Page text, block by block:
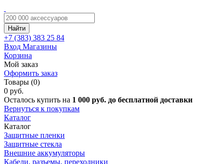
Найти
+7 (383) 383 25 84
Вход Магазины
Корзина
Мой заказ
Оформить заказ
Товары (0)
0 руб.
Осталось купить на 1 000 руб. до бесплатной доставки
Вернуться к покупкам
Каталог
Каталог
Защитные пленки
Защитные стекла
Внешние аккумуляторы
Кабели, разъемы, переходники